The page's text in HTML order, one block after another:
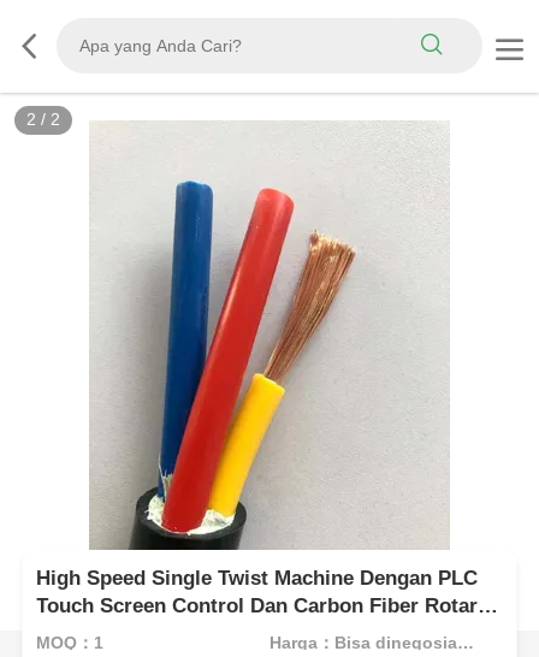
2 / 2
High Speed Single Twist Machine Dengan PLC
Touch Screen Control Dan Carbon Fiber Rotary
Bow
MOQ：1 Harga：Bisa dinegosiasikan